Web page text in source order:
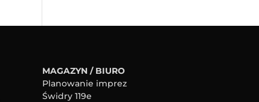
MAGAZYN / BIURO
Planowanie imprez
Świdry 119e